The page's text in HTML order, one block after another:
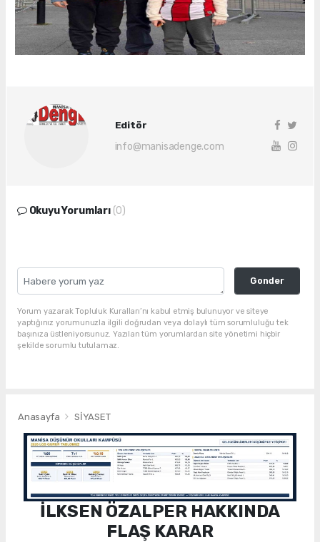
Editör
info@manisadenge.com
Okuyu Yorumları (0)
Gonder
Yorum yazarak Topluluk Kuralları’nı kabul etmiş bulunuyor ve siteye
yaptığınız yorumunuzla ilgili doğrudan veya dolaylı tüm sorumluluğu tek
başınıza üstleniyorsunuz. Yazılan tüm yorumlardan site yönetimi hiçbir
şekilde sorumlu tutulamaz.
Anasayfa SİYASET
İLKSEN ÖZALPER HAKKINDA
FLAŞ KARAR